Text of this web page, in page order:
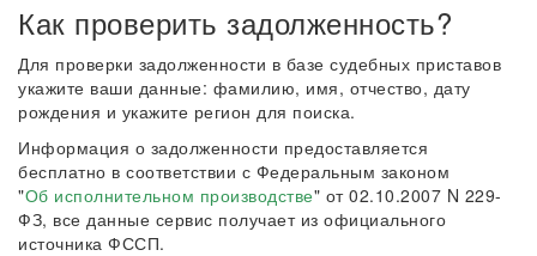
Как проверить задолженность?
Для проверки задолженности в базе судебных приставов
укажите ваши данные: фамилию, имя, отчество, дату
рождения и укажите регион для поиска.
Информация о задолженности предоставляется
бесплатно в соответствии с Федеральным законом
"Об исполнительном производстве" от 02.10.2007 N 229-
ФЗ, все данные сервис получает из официального
источника ФССП.